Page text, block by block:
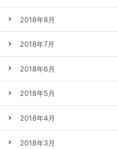
2018年8月
2018年7月
2018年6月
2018年5月
2018年4月
2018年3月